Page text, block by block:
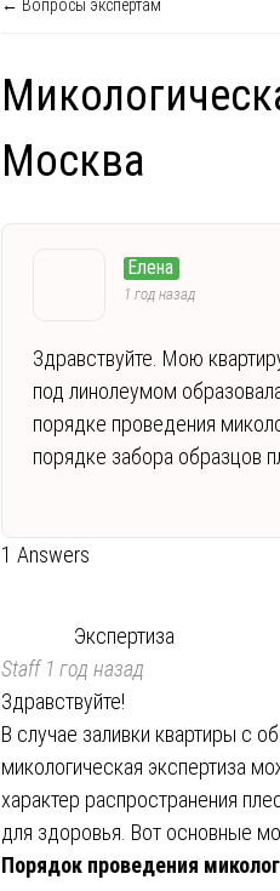
← Вопросы экспертам
Москва
Елена
1 год назад
Здравствуйте. Мою
под линолеумом
порядке проведения
порядке забора образцов
1 Answers
Экспертиза
Staff1 год назад
Здравствуйте!
В случае заливки квартиры с
микологическая экспертиза
характер распространения
для здоровья. Вот основные
Порядок проведения